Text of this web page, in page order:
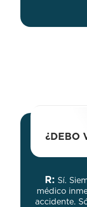
¿DEBO
R: Sí.
médico
accidente.